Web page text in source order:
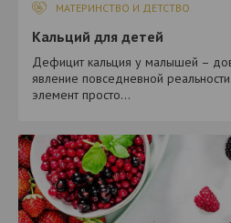
МАТЕРИНСТВО И ДЕТСТВО
Кальций для детей
Дефицит кальция у малышей –
явление повседневной
элемент просто...